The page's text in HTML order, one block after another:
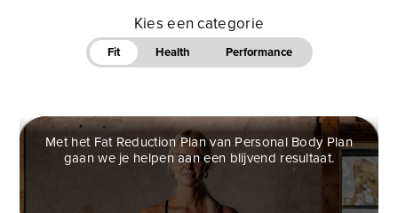
Kies een categorie
Fit Health Performance
FAT REDUCTION PLAN
Ben jij een vrouw die helemaal klaar is met
(crash)diëten en eindelijk verantwoord af wilt vallen?
Met het Fat Reduction Plan van Personal Body Plan
gaan we je helpen aan een blijvend resultaat.